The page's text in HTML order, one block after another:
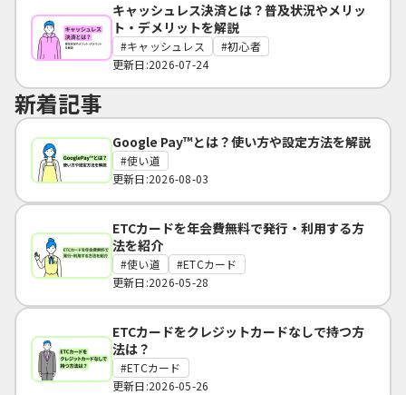
キャッシュレス決済とは？普及状況やメリッ
ト・デメリットを解説
キャッシュレス
初心者
更新日:2026-07-24
新着記事
Google Pay™とは？使い方や設定方法を解説
使い道
更新日:2026-08-03
ETCカードを年会費無料で発行・利用する方
法を紹介
使い道
ETCカード
更新日:2026-05-28
ETCカードをクレジットカードなしで持つ方
法は？
ETCカード
更新日:2026-05-26